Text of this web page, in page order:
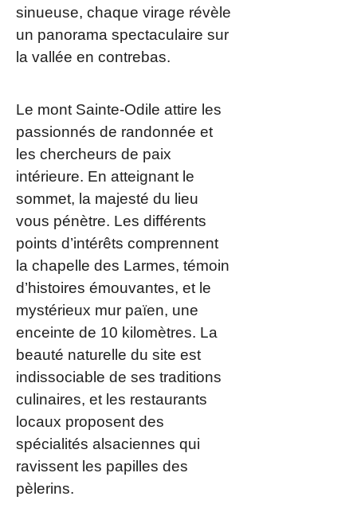
sinueuse, chaque virage révèle
un panorama spectaculaire sur
la vallée en contrebas.
Le mont Sainte-Odile attire les
passionnés de randonnée et
les chercheurs de paix
intérieure. En atteignant le
sommet, la majesté du lieu
vous pénètre. Les différents
points d’intérêts comprennent
la chapelle des Larmes, témoin
d’histoires émouvantes, et le
mystérieux mur païen, une
enceinte de 10 kilomètres. La
beauté naturelle du site est
indissociable de ses traditions
culinaires, et les restaurants
locaux proposent des
spécialités alsaciennes qui
ravissent les papilles des
pèlerins.